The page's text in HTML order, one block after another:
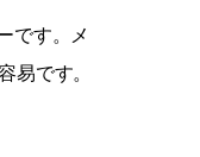
です。メ
易です。